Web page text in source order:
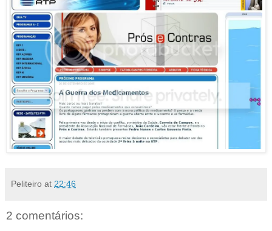
Peliteiro at 22:46
2 comentários: